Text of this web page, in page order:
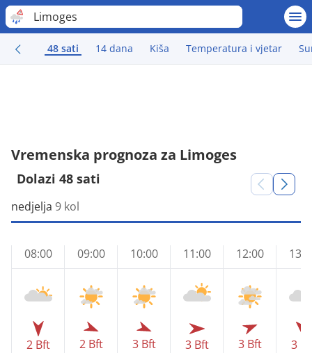
Limoges
48 sati 14 dana Kiša Temperatura i vjetar
Vremenska prognoza za Limoges
Dolazi 48 sati
nedjelja 9 kol
08:00
2 Bft
09:00
2 Bft
10:00
3 Bft
11:00
3 Bft
12:00
3 Bft 3